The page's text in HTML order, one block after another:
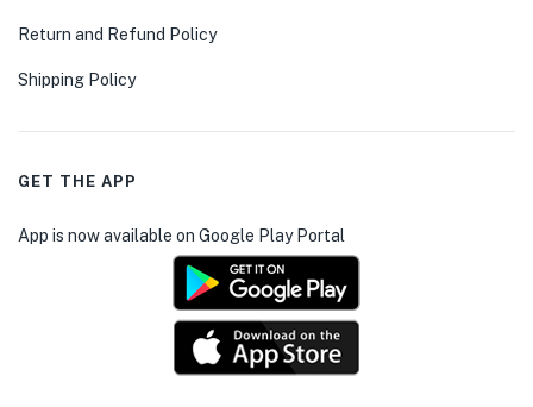
Return and Refund Policy
Shipping Policy
GET THE APP
App is now available on Google Play Portal